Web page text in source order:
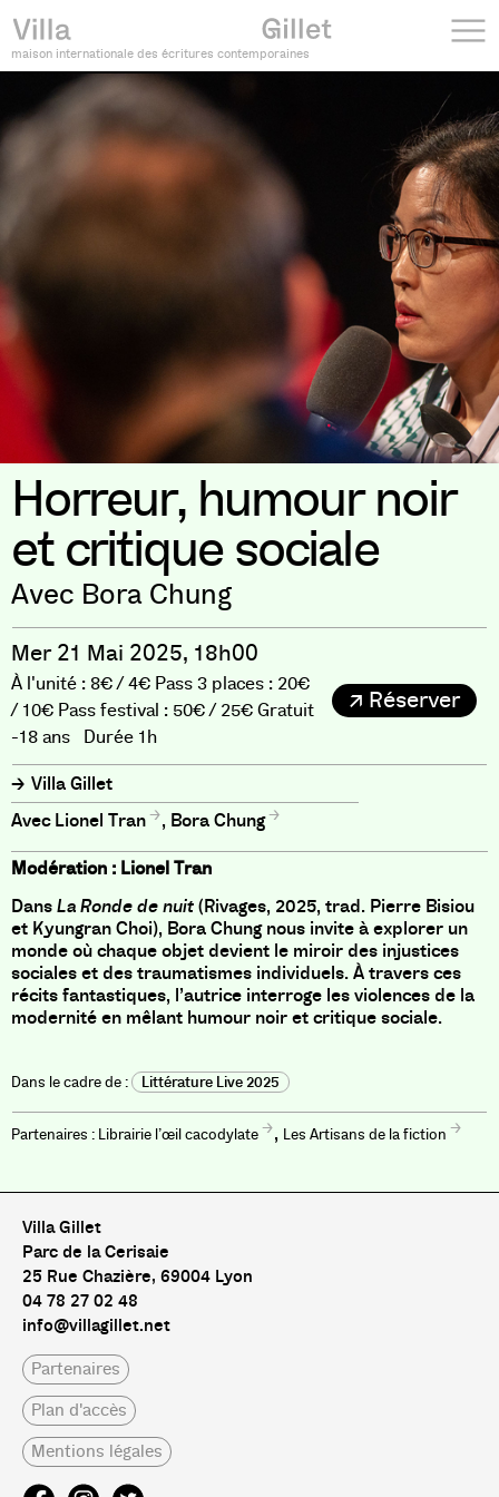
maison internationale des écritures contemporaines
Horreur, humour noir
et critique sociale
Avec Bora Chung
Mer 21 Mai 2025, 18h00
À l'unité : 8€ / 4€ Pass 3 places : 20€
/ 10€ Pass festival : 50€ / 25€ Gratuit
-18 ans Durée 1h
Réserver
Villa Gillet
Lionel Tran
, Bora Chung
Modération : Lionel Tran
DansLa Ronde de nuit(Rivages, 2025, trad. Pierre Bisiou
et Kyungran Choi), Bora Chung nous invite à explorer un
monde où chaque objet devient le miroir des injustices
sociales et des traumatismes individuels. À travers ces
récits fantastiques, l’autrice interroge les violences de la
modernité en mêlant humour noir et critique sociale.
Littérature Live 2025
Librairie l’œil cacodylate , Les Artisans de la fiction
Villa Gillet
Parc de la Cerisaie
25 Rue Chazière, 69004 Lyon
04 78 27 02 48
info@villagillet.net
Partenaires
Plan d'accès
Mentions légales